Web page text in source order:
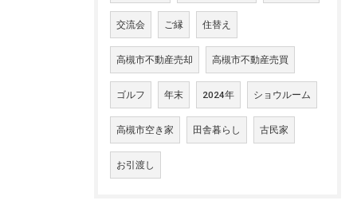
交流会 ご縁 住替え
高槻市不動産売却 高槻市不動産売買
ゴルフ 年末 2024年 ショウルーム
高槻市空き家 田舎暮らし 古民家
お引渡し